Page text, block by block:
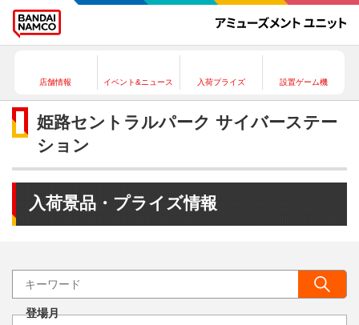
店舗情報 イベント&ニュース 入荷プライズ 設置ゲーム機
姫路セントラルパーク サイバーステー
ション
入荷景品・プライズ情報
登場月